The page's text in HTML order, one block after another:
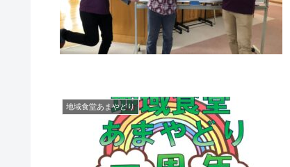
地域食堂あまやどり